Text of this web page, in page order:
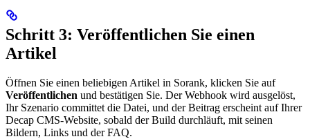
Schritt 3: Veröffentlichen Sie einen
Artikel
Öffnen Sie einen beliebigen Artikel in Sorank, klicken Sie auf
Veröffentlichen und bestätigen Sie. Der Webhook wird ausgelöst,
Ihr Szenario committet die Datei, und der Beitrag erscheint auf Ihrer
Decap CMS-Website, sobald der Build durchläuft, mit seinen
Bildern, Links und der FAQ.